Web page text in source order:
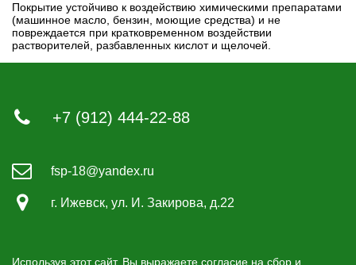
Покрытие устойчиво к воздействию химическими препаратами
(машинное масло, бензин, моющие средства) и не
повреждается при кратковременном воздействии
растворителей, разбавленных кислот и щелочей.
+7 (912) 444-22-88
fsp-18@yandex.ru
г. Ижевск, ул. И. Закирова, д.22
Используя этот сайт, Вы выражаете согласие на сбор и